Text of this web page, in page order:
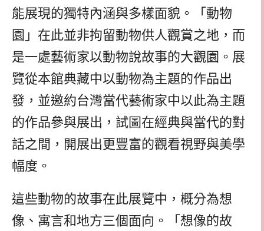
能展現的獨特內涵與多樣面貌。「動物
園」在此並非拘留動物供人觀賞之地，而
是一處藝術家以動物說故事的大觀園。展
覽從本館典藏中以動物為主題的作品出
發，並邀約台灣當代藝術家中以此為主題
的作品參與展出，試圖在經典與當代的對
話之間，開展出更豐富的觀看視野與美學
幅度。
這些動物的故事在此展覽中，概分為想
像、寓言和地方三個面向。「想像的故